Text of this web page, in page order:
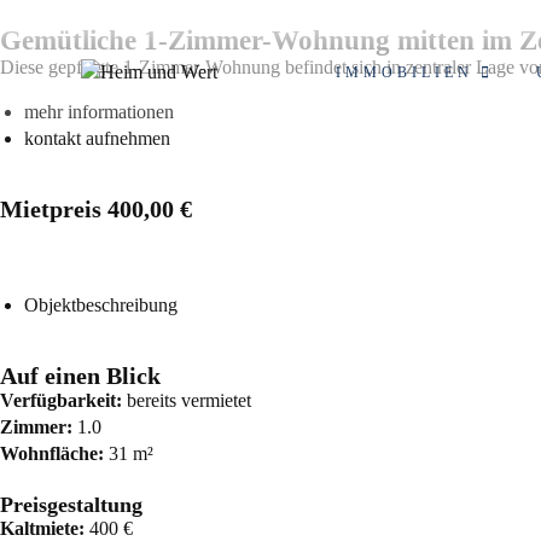
IMMOBILIEN
Gemütliche 1-Zimmer-Wohnung mitten im
Diese gepflegte 1-Zimmer-Wohnung befindet sich in zentraler Lage
mehr informationen
kontakt aufnehmen
Mietpreis 400,00 €
Objektbeschreibung
Auf einen Blick
Verfügbarkeit: bereits vermietet
Zimmer: 1.0
Wohnfläche: 31 m²
Preisgestaltung
Kaltmiete: 400 €